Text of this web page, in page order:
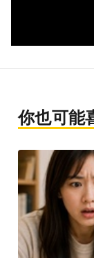
你也可能